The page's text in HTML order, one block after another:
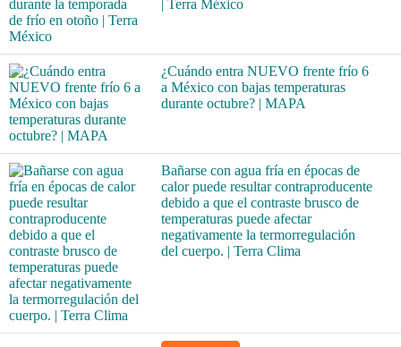
| Terra México
¿Cuándo entra NUEVO frente frío 6
a México con bajas temperaturas
durante octubre? | MAPA
Bañarse con agua fría en épocas de
calor puede resultar contraproducente
debido a que el contraste brusco de
temperaturas puede afectar
negativamente la termorregulación
del cuerpo. | Terra Clima